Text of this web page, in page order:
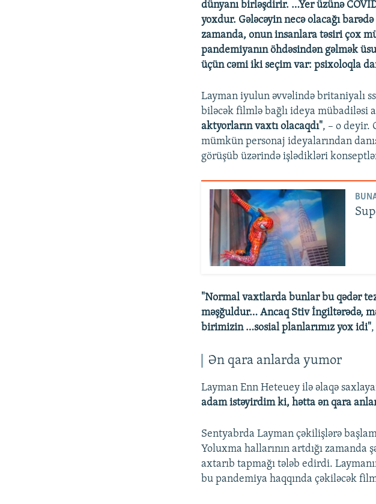
dünyanı birləşdirir. …Yer üzünə
yoxdur. Gələcəyin necə olacağı
zamanda, onun insanlara təsiri çox
pandemiyanın öhdəsindən gəlmək
üçün cəmi iki seçim var: psixoloqla
Layman iyulun əvvəlində britaniyalı
biləcək filmlə bağlı ideya mübadiləsi
aktyorların vaxtı olacaqdı", – o deyir.
mümkün personaj ideyalarından
görüşüb üzərində işlədikləri
"Normal vaxtlarda bunlar bu qədər
məşğuldur… Ancaq Stiv İngiltərədə,
birimizin …sosial planlarımız yox idi"
Ən qara anlarda yumor
Layman Enn Heteuey ilə əlaqə
adam istəyirdim ki, hətta ən qara
Sentyabrda Layman çəkilişlərə
Yoluxma hallarının artdığı
axtarıb tapmağı tələb edirdi.
bu pandemiya haqqında çəkiləcək